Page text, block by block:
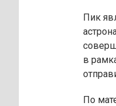
Пик
в
По